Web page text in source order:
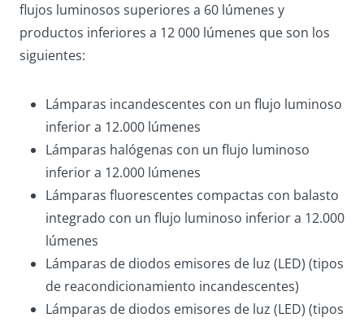
flujos luminosos superiores a 60 lúmenes y
productos inferiores a 12 000 lúmenes que son los
siguientes:
Lámparas incandescentes con un flujo luminoso
inferior a 12.000 lúmenes
Lámparas halógenas con un flujo luminoso
inferior a 12.000 lúmenes
Lámparas fluorescentes compactas con balasto
integrado con un flujo luminoso inferior a 12.000
lúmenes
Lámparas de diodos emisores de luz (LED) (tipos
de reacondicionamiento incandescentes)
Lámparas de diodos emisores de luz (LED) (tipos